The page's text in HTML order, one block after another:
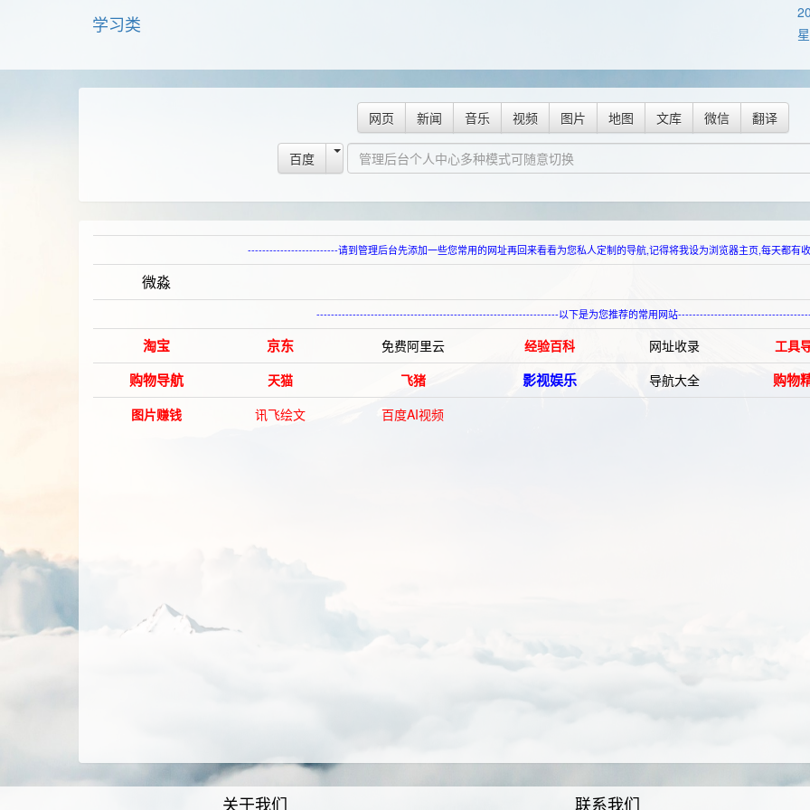
学习类
网页 新闻 音乐 视频 图片 地图 文库 微信 翻译
百度
-------------------------请到管理后台先添加一些您常用的网址再回来看看为您私人定制的导航,记得将我设为浏览器主页,每天都
微淼
-------------------------------------------------------------------以下是为您推荐的常用网站
淘宝 京东 免费阿里云 经验百科 网址收录 工具
购物导航 天猫 飞猪 影视娱乐 导航大全 购物
图片赚钱 讯飞绘文 百度AI视频
关于我们 联系我们